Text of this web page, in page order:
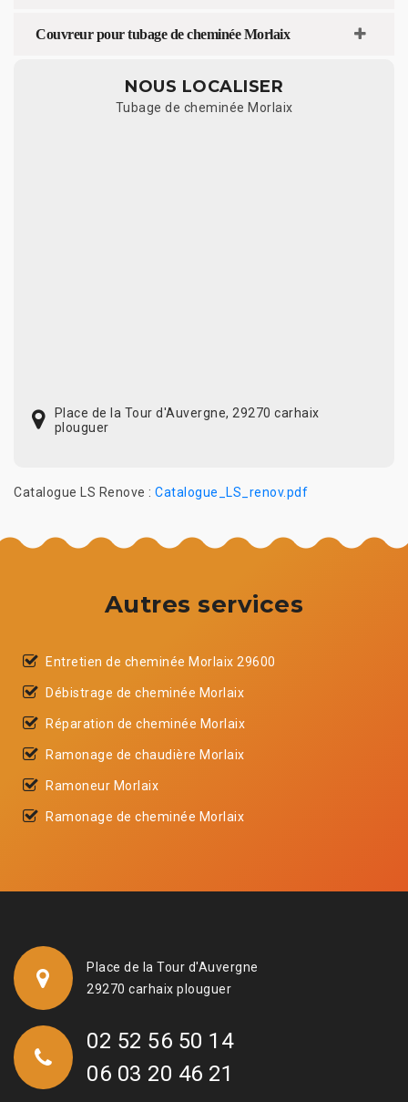
Couvreur pour tubage de cheminée Morlaix
NOUS LOCALISER
Tubage de cheminée Morlaix
Place de la Tour d'Auvergne, 29270 carhaix
plouguer
Catalogue LS Renove : Catalogue_LS_renov.pdf
Autres services
Entretien de cheminée Morlaix 29600
Débistrage de cheminée Morlaix
Réparation de cheminée Morlaix
Ramonage de chaudière Morlaix
Ramoneur Morlaix
Ramonage de cheminée Morlaix
Place de la Tour d'Auvergne
29270 carhaix plouguer
02 52 56 50 14
06 03 20 46 21